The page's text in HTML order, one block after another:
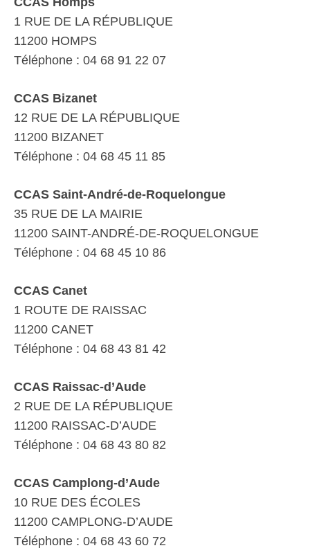
1 RUE DE LA RÉPUBLIQUE
11200 HOMPS
Téléphone : 04 68 91 22 07
CCAS Bizanet
12 RUE DE LA RÉPUBLIQUE
11200 BIZANET
Téléphone : 04 68 45 11 85
CCAS Saint-André-de-Roquelongue
35 RUE DE LA MAIRIE
11200 SAINT-ANDRÉ-DE-ROQUELONGUE
Téléphone : 04 68 45 10 86
CCAS Canet
1 ROUTE DE RAISSAC
11200 CANET
Téléphone : 04 68 43 81 42
CCAS Raissac-d’Aude
2 RUE DE LA RÉPUBLIQUE
11200 RAISSAC-D’AUDE
Téléphone : 04 68 43 80 82
CCAS Camplong-d’Aude
10 RUE DES ÉCOLES
11200 CAMPLONG-D’AUDE
Téléphone : 04 68 43 60 72